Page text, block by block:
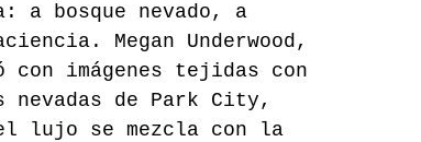
a bosque nevado, a
Megan Underwood,
imágenes tejidas con
nevadas de Park City,
el lujo se mezcla con la